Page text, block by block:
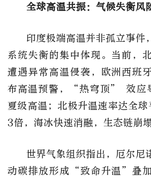
全球高温共振：气候失衡风
印度极端高温并非孤立事件
系统失衡的集中体现。当前，
遭遇异常高温侵袭，欧洲西班
布高温预警，“热穹顶” 效应
夏级高温；北极升温速率达全
3倍，海冰快速消融，生态链崩
世界气象组织指出，厄尔尼
动碳排放形成“致命升温”叠